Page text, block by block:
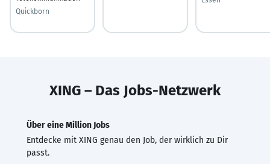
Quickborn
XING – Das Jobs-Netzwerk
Über eine Million Jobs
Entdecke mit XING genau den Job, der wirklich zu Dir
passt.